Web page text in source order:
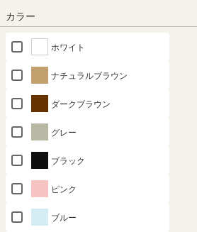
カラー
ホワイト
ナチュラルブラウン
ダークブラウン
グレー
ブラック
ピンク
ブルー
高さ：150cm
組立サービス
(必